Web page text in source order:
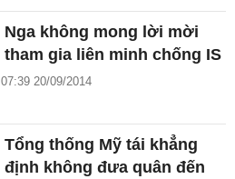
Nga không mong lời mời
tham gia liên minh chống IS
07:39 20/09/2014
Tổng thống Mỹ tái khẳng
định không đưa quân đến